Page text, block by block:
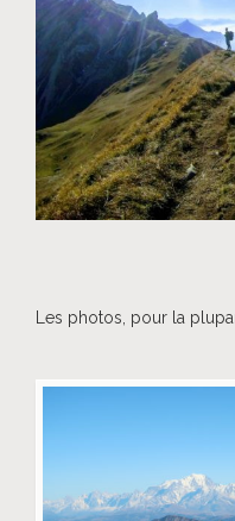
Les photos, pour la